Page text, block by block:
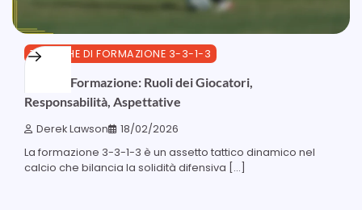
TATTICHE DI FORMAZIONE 3-3-1-3
3-3-1-3 Formazione: Ruoli dei Giocatori,
Responsabilità, Aspettative
Derek Lawson 18/02/2026
La formazione 3-3-1-3 è un assetto tattico dinamico nel
calcio che bilancia la solidità difensiva […]